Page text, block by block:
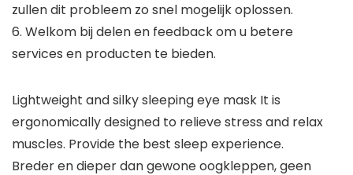
zullen dit probleem zo snel mogelijk oplossen.
6. Welkom bij delen en feedback om u betere
services en producten te bieden.
Lightweight and silky sleeping eye mask It is
ergonomically designed to relieve stress and relax
muscles. Provide the best sleep experience.
Breder en dieper dan gewone oogkleppen, geen